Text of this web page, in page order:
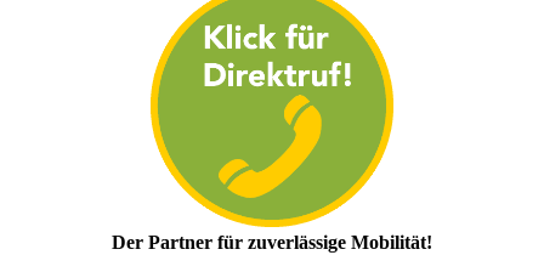
Der Partner für zuverlässige Mobilität!